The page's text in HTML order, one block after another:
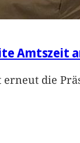
Amtszeit
die